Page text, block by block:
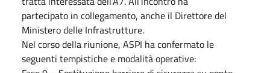
partecipato in collegamento, anche il Direttore del
Ministero delle Infrastrutture.
Nel corso della riunione, ASPI ha confermato le
seguenti tempistiche e modalità operative: